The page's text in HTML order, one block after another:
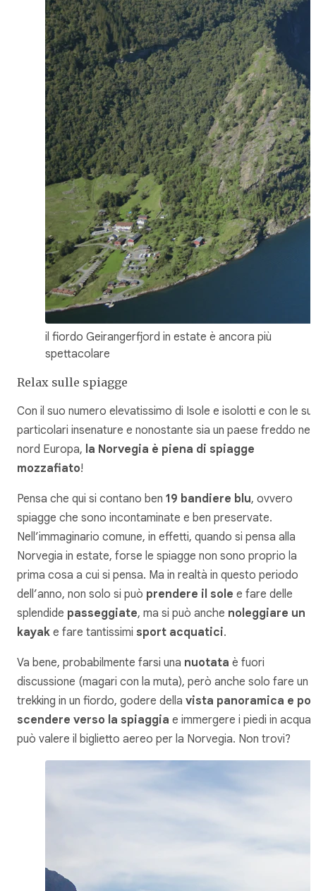
il fiordo Geirangerfjord in estate è ancora più
spettacolare
Relax sulle spiagge
Con il suo numero elevatissimo di Isole e isolotti e con le
particolari insenature e nonostante sia un paese freddo nel
nord Europa, la Norvegia è piena di spiagge
mozzafiato!
Pensa che qui si contano ben 19 bandiere blu, ovvero
spiagge che sono incontaminate e ben preservate.
Nell’immaginario comune, in effetti, quando si pensa alla
Norvegia in estate, forse le spiagge non sono proprio la
prima cosa a cui si pensa. Ma in realtà in questo periodo
dell’anno, non solo si può prendere il sole e fare delle
splendide passeggiate, ma si può anche noleggiare un
kayak e fare tantissimi sport acquatici.
Va bene, probabilmente farsi una nuotata è fuori
discussione (magari con la muta), però anche solo fare un
trekking in un fiordo, godere della vista panoramica e poi
scendere verso la spiaggia e immergere i piedi in acqua
può valere il biglietto aereo per la Norvegia. Non trovi?